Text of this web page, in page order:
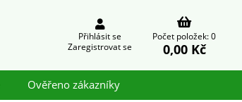
Přihlásit se
Zaregistrovat se
Počet položek: 0
0,00 Kč
Ověřeno zákazníky